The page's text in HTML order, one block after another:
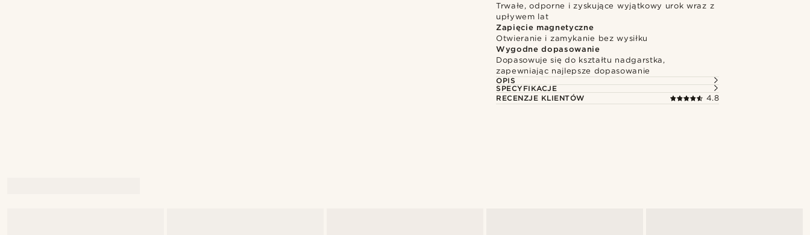
Trwałe, odporne i zyskujące wyjątkowy urok wraz z
upływem lat
Zapięcie magnetyczne
Otwieranie i zamykanie bez wysiłku
Wygodne dopasowanie
Dopasowuje się do kształtu nadgarstka,
zapewniając najlepsze dopasowanie
OPIS
SPECYFIKACJE
RECENZJE KLIENTÓW
4.8